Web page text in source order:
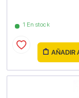
1 En stock
AÑADIR